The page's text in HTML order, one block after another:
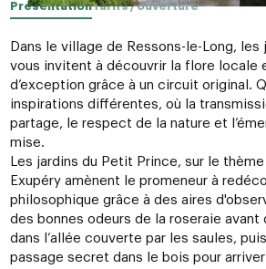
PrésentationTarifs / ouverture
Dans le village de Ressons-le-Long, les
vous invitent à découvrir la flore locale
d’exception grâce à un circuit original.
inspirations différentes, où la
partage, le respect de la nature et
mise.
Les jardins du Petit Prince, sur le
Exupéry amènent le promeneur à
philosophique grâce à des aires
des bonnes odeurs de la roseraie
dans l’allée couverte par les saules,
passage secret dans le bois pour